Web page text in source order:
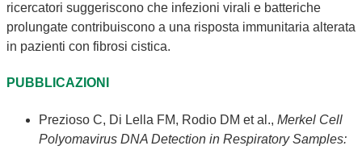
ricercatori suggeriscono che infezioni virali e batteriche
prolungate contribuiscono a una risposta immunitaria alterata
in pazienti con fibrosi cistica.
PUBBLICAZIONI
Prezioso C, Di Lella FM, Rodio DM et al., Merkel Cell
Polyomavirus DNA Detection in Respiratory Samples: